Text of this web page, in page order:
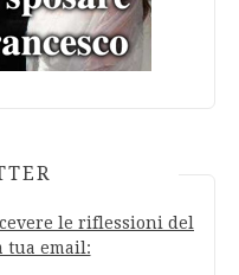
le riflessioni del
tua email: